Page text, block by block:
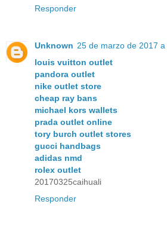
Responder
Unknown 25 de marzo de 2017 a
louis vuitton outlet
pandora outlet
nike outlet store
cheap ray bans
michael kors wallets
prada outlet online
tory burch outlet stores
gucci handbags
adidas nmd
rolex outlet
20170325caihuali
Responder